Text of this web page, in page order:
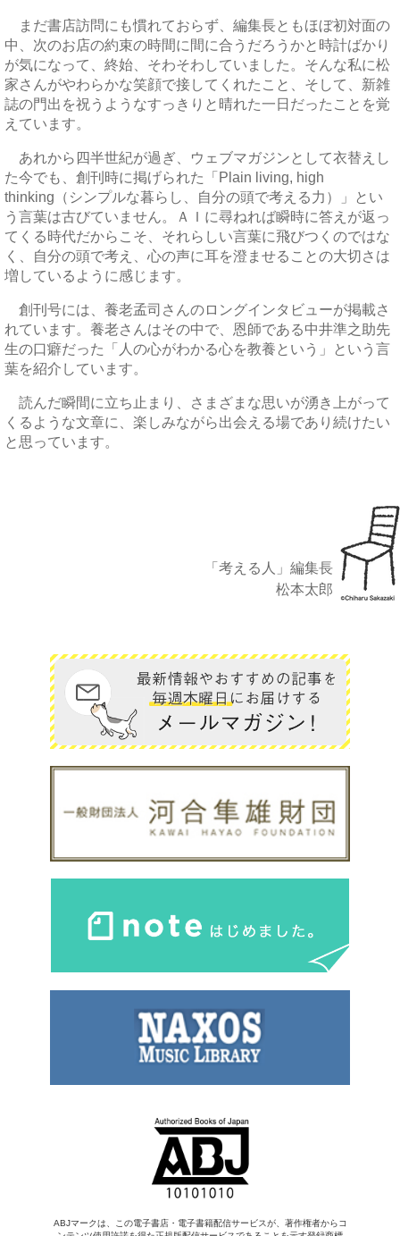
まだ書店訪問にも慣れておらず、編集長ともほぼ初対面の
中、次のお店の約束の時間に間に合うだろうかと時計ばかり
が気になって、終始、そわそわしていました。そんな私に松
家さんがやわらかな笑顔で接してくれたこと、そして、新雑
誌の門出を祝うようなすっきりと晴れた一日だったことを覚
えています。
あれから四半世紀が過ぎ、ウェブマガジンとして衣替えし
た今でも、創刊時に掲げられた「Plain living, high
thinking（シンプルな暮らし、自分の頭で考える力）」とい
う言葉は古びていません。ＡＩに尋ねれば瞬時に答えが返っ
てくる時代だからこそ、それらしい言葉に飛びつくのではな
く、自分の頭で考え、心の声に耳を澄ませることの大切さは
増しているように感じます。
創刊号には、養老孟司さんのロングインタビューが掲載さ
れています。養老さんはその中で、恩師である中井準之助先
生の口癖だった「人の心がわかる心を教養という」という言
葉を紹介しています。
読んだ瞬間に立ち止まり、さまざまな思いが湧き上がって
くるような文章に、楽しみながら出会える場であり続けたい
と思っています。
「考える人」編集長
松本太郎
ABJマークは、この電子書店・電子書籍配信サービスが、著作権者からコ